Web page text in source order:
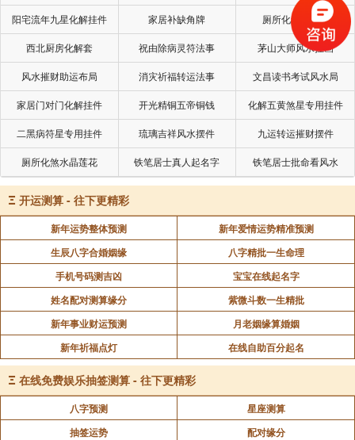
象曰：有戎勿恤，得中道也。
提前做足了准备，哪怕兵荒马乱，意外状况，也不
用担心；可以应付不测，或者坦然接受这种结果。
4.臀无肤，其行次且；牵羊悔亡，闻言不信
臀无肤：屁股上没有肉，走起路来就没有力量；看
过那种骨瘦如柴的人，感觉胳臂一折就要断，风一吹就
要倒。臀部没有力量，其实非常影响人的健康，人老先
老腿；有些健身房里面的猛男，优先锻炼下肢，负重深
蹲，乐此不疲；把下盘练得又粗又圆，看上去就很稳。
其行次且：行动会遇到困难。
牵羊悔亡：牵着羊，终究会悔恨；牵牛，牵马，牵
驴都见过，牵羊没听过；说明牵羊并不合适，难度系数
很高，小心羊角抵你屁股；就像出门遛狗可以，遛猫就
阳宅流年九星化解挂件 家居补缺角牌 厕所化秽气煞套
西北厨房化解套 祝由除病灵符法事 茅山大师风水挂画
风水摧财助运布局 消灾祈福转运法事 文昌读书考试风水局
家居门对门化解挂件 开光精铜五帝铜钱 化解五黄煞星专用挂件
二黑病符星专用挂件 琉璃吉祥风水摆件 九运转运摧财摆件
厕所化煞水晶莲花 铁笔居士真人起名字 铁笔居士批命看风水
Ξ 开运测算 - 往下更精彩
新年运势整体预测
新年爱情运势精准预测
生辰八字合婚姻缘
八字精批一生命理
手机号码测吉凶
宝宝在线起名字
姓名配对测算缘分
紫微斗数一生精批
新年事业财运预测
月老姻缘算婚姻
新年祈福点灯
在线自助百分起名
Ξ 在线免费娱乐抽签测算 - 往下更精彩
八字预测
星座测算
抽签运势
配对缘分